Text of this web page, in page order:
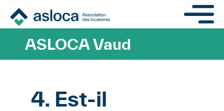
Aller au contenu
ASLOCA Vaud
4. Est-il